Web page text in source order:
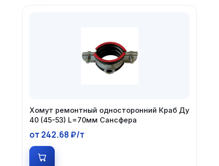
Хомут ремонтный односторонний Краб Ду
40 (45-53) L=70мм Сансфера
от 242.68 ₽/т